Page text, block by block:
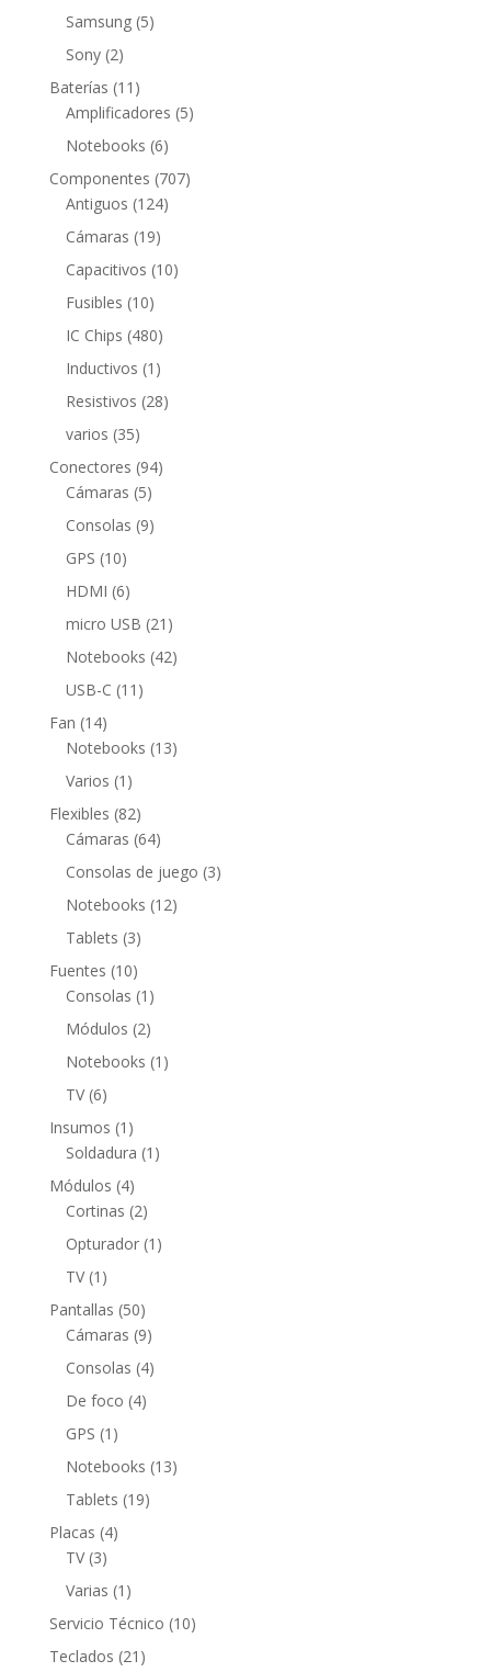
producto
Samsung 55
Sony 22
productos
Baterías 11 11
productos
Amplificadores 55
Notebooks 66
productos
Componentes 707707
Antiguos 124124
Cámaras 1919
productos
Capacitivos 1010
Fusibles 1010
productos
IC Chips 480480
productos
Inductivos 1 1
producto
Resistivos 2828
varios 3535
productos
Conectores 9494
Cámaras 55
productos
Consolas 99
GPS 1010
productos
HDMI 66
productos
micro USB 21 21
productos
Notebooks 4242
USB-C 11 11
Fan 1414
productos
Notebooks 1313
Varios 1 1
producto
Flexibles 8282
productos
Cámaras 6464
productos
Consolas de juego 33
Notebooks 1212
Tablets 33
productos
Fuentes 1010
productos
Consolas 1 1
producto
Módulos 22
productos
Notebooks 1 1
TV 66
productos
Insumos 1 1
producto
Soldadura 1 1
Módulos 44
productos
Cortinas 22
productos
Opturador 1 1
TV 1 1
producto
Pantallas 5050
productos
Cámaras 99
productos
Consolas 44
De foco 44
GPS 1 1
producto
Notebooks 1313
Tablets 1919
Placas 44
TV 33
productos
Varias 1 1
producto
Servicio Técnico 1010
Teclados 21 21